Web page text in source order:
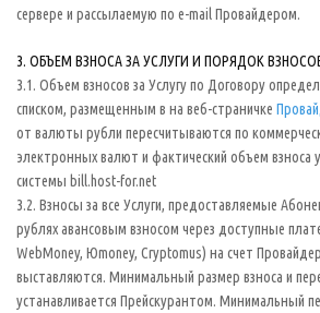
сервере и рассылаемую по e-mail Провайдером.
3. ОБЪЕМ ВЗНОСА ЗА УСЛУГИ И ПОРЯДОК
3.1. Объем взносов за Услугу по Договору
списком, размещенным в на веб-страничке
от валюты рубли пересчитываются по
электронных валют и фактический объем взноса
системы bill.host-for.net
3.2. Взносы за все Услуги, предоставляемые
рублях авансовым взносом через доступные
WebMoney, Юmoney, Cryptomus) на счет
выставляются. Минимальный размер взноса и
устанавливается Прейскурантом. Минимальный